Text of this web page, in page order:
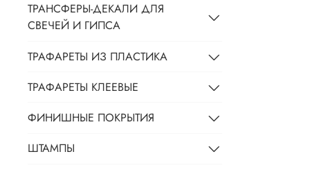
ТРАНСФЕРЫ-ДЕКАЛИ ДЛЯ
СВЕЧЕЙ И ГИПСА
ТРАФАРЕТЫ ИЗ ПЛАСТИКА
ТРАФАРЕТЫ КЛЕЕВЫЕ
ФИНИШНЫЕ ПОКРЫТИЯ
ШТАМПЫ